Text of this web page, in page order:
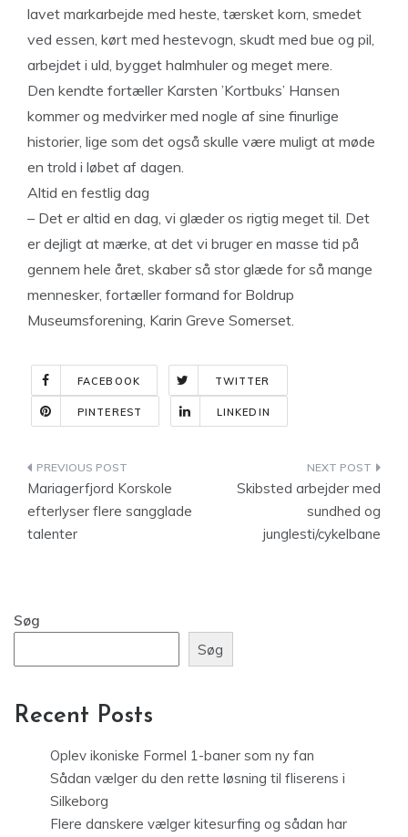
lavet markarbejde med heste, tærsket korn, smedet
ved essen, kørt med hestevogn, skudt med bue og pil,
arbejdet i uld, bygget halmhuler og meget mere.
Den kendte fortæller Karsten ’Kortbuks’ Hansen
kommer og medvirker med nogle af sine finurlige
historier, lige som det også skulle være muligt at møde
en trold i løbet af dagen.
Altid en festlig dag
– Det er altid en dag, vi glæder os rigtig meget til. Det
er dejligt at mærke, at det vi bruger en masse tid på
gennem hele året, skaber så stor glæde for så mange
mennesker, fortæller formand for Boldrup
Museumsforening, Karin Greve Somerset.
FACEBOOK TWITTER
PINTEREST LINKEDIN
Indlægsnavigation
Mariagerfjord Korskole
efterlyser flere sangglade
talenter
Skibsted arbejder med
sundhed og
junglesti/cykelbane
Søg
Søg
Recent Posts
Oplev ikoniske Formel 1-baner som ny fan
Sådan vælger du den rette løsning til fliserens i
Silkeborg
Flere danskere vælger kitesurfing og sådan har